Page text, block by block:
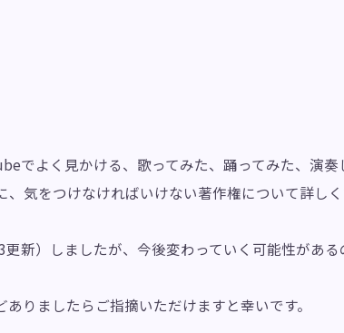
でよく見かける、歌ってみた、踊ってみた、演
、気をつけなければいけない著作権について詳しく
新）しましたが、今後変わっていく可能性がある
りましたらご指摘いただけますと幸いです。